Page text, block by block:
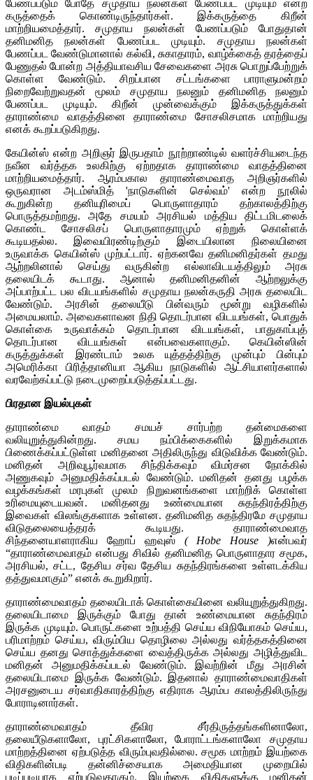
பேணப்படும் போதே சமுதாய நலன்கள் பேணப்பட முடியும் என்ற
கருத்தைக் கொண்டிருந்தார்கள். இக்கருத்தை கிறீன்
மாற்றியமைத்தார். சமுதாய நலன்கள் பேணப்படும் போதுதான்
தனிமனித நலன்கள் பேணப்பட முடியும். சமுதாய நலன்கள்
பேணப்பட வேண்டுமானால் கல்வி, சுகாதாரம், வாழ்க்கைத் தரத்தைப்
பேணுதல் போன்ற அத்தியாவசிய சேவைகளை அரசு பொறுப்பேற்றுக்
கொள்ள வேண்டும். சிறப்பான சட்டங்களை பாராளுமன்றம்
நிறைவேற்றுவதன் மூலம் சமுதாய நலனும் தனிமனித நலனும்
பேணப்பட முடியும். கிறீன் முன்வைக்கும் இக்கருத்துக்கள்
தாராண்மை வாதத்தினை தாராண்மை சோசலிசமாக மாற்றியது
எனக் கூறப்படுகிறது.
கேயின்ஸ் என்ற அறிஞர் இருபதாம் நூற்றாண்டில் வளர்ச்சியடைந்த
நவீன வர்த்தக உலகிற்கு ஏற்றதாக தாராண்மை வாதத்தினை
மாற்றியமைத்தார். ஆரம்பகால தாராண்மைவாத அறிஞர்களில்
ஒருவரான அடம்ஸ்மித் 'நாடுகளின் செல்வம்' என்ற நூலில்
கூறுகின்ற தனியுரிமைப் பொருளாதாரம் தற்காலத்திற்கு
பொருத்தமற்றது. அதே சமயம் அரசியல் மத்திய திட்டமிடலைக்
கொண்ட சோசலிசப் பொருளாதாரமும் ஏற்றுக் கொள்ளக்
கூடியதல்ல. இவையிரண்டிற்கும் இடையிலான நிலையினை
உருவாக்க கெயின்ஸ் முற்பட்டார். ஏற்கனவே தனிமனிதர்கள் தமது
ஆற்றலினால் செய்து வருகின்ற எல்லாவிடயத்திலும் அரசு
தலையிடக் கூடாது. ஆனால் தனிமனிதனின் ஆற்றலுக்கு
அப்பாற்பட்ட பல விடயங்களில் சமுதாய நலன்கருதி அரசு தலையிட
வேண்டும். அரசின் தலையீடு பின்வரும் மூன்று வழிகளில்
அமையலாம். அவைகளாவன நிதி தொடர்பான விடயங்கள், பொதுக்
கொள்கை உருவாக்கம் தொடர்பான விடயங்கள், பாதுகாப்புத்
தொடர்பான விடயங்கள் என்பவைகளாகும். கெயின்ஸின்
கருத்துக்கள் இரண்டாம் உலக யுத்தத்திற்கு முன்பும் பின்பும்
அமெரிக்கா பிரித்தானியா ஆகிய நாடுகளில் ஆட்சியாளர்களால்
வரவேற்கப்பட்டு நடைமுறைப்படுத்தப்பட்டது.
பிரதான இயல்புகள்
தாராண்மை வாதம் சமயச் சார்பற்ற தன்மைகளை
வலியுறுத்துகின்றது. சமய நம்பிக்கைகளில் இறுக்கமாக
பிணைக்கப்பட்டுள்ள மனிதனை அதிலிருந்து விடுவிக்க வேண்டும்.
மனிதன் அறிவுபூர்வமாக சிந்திக்கவும் விமர்சன நோக்கில்
அணுகவும் அனுமதிக்கப்படல் வேண்டும். மனிதன் தனது பழக்க
வழக்கங்கள் மரபுகள் முலம் நிறுவனங்களை மாற்றிக் கொள்ள
உரிமையுடையவன். மனிதனது உண்மையான சுதந்திரத்திற்கு
இவைகள் விலங்குகளாக உள்ளன. தனிமனித சுதந்திரமே சமுதாய
விடுதலையைத்தரக் கூடியது. தாராண்மைவாத
சிந்தனையாளராகிய ஹோப் ஹவுஸ் ( Hobe House )என்பவர்
“தாராண்மைவாதம் என்பது சிவில் தனிமனித பொருளாதார சமூக,
அரசியல், சட்ட, தேசிய சர்வ தேசிய சுதந்திரங்களை உள்ளடக்கிய
தத்துவமாகும்” எனக் கூறுகிறார்.
தாராண்மைவாதம் தலையிடாக் கொள்கையினை வலியுறுத்துகிறது.
தலையிடாமை இருக்கும் போது தான் உண்மையான சுதந்திரம்
இருக்க முடியும். பொருட்களை உற்பத்தி செய்ய விநியோகம் செய்ய,
பரிமாற்றம் செய்ய, விரும்பிய தொழிலை அல்லது வர்த்தகத்தினை
செய்ய தனது சொத்துக்களை வைத்திருக்க அல்லது அழித்துவிட
மனிதன் அனுமதிக்கப்படல் வேண்டும். இவற்றின் மீது அரசின்
தலையிடாமை இருக்க வேண்டும். இதனால் தாராண்மைவாதிகள்
அரசனுடைய சர்வாதிகாரத்திற்கு எதிராக ஆரம்ப காலத்திலிருந்து
போராடினார்கள்.
தாராண்மைவாதம் தீவிர சீர்திருத்தங்களினாலோ,
தலையீடுகளாலோ, புரட்சிகளாலோ, போராட்டங்களாலோ சமுதாய
மாற்றத்தினை ஏற்படுத்த விரும்புவதில்லை. சமூக மாற்றம் இயற்கை
விதிகளின்படி தன்னிச்சையாக அமைதியான முறையில்
படிப்படியாக ஏற்படுவதாகும். இயற்கை விதிகளுக்கு மனிதன்